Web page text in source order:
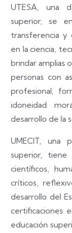
UTESA, una
superior, se
transferencia y
en la ciencia,
brindar amplias
personas con
profesional,
idoneidad
desarrollo de la
UMECIT, una
superior, tiene
científicos,
críticos,
desarrollo del
certificaciones
educación